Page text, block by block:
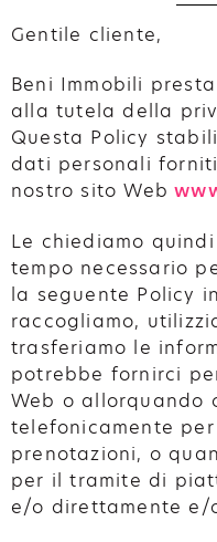
Gentile cliente,
Beni Immobili
alla tutela della
Questa Policy
dati personali
nostro sito Web
Le chiediamo
tempo necessario
la seguente Policy
raccogliamo,
trasferiamo le
potrebbe fornirci
Web o allorquando
telefonicamente
prenotazioni, o
per il tramite di
e/o direttamente e/